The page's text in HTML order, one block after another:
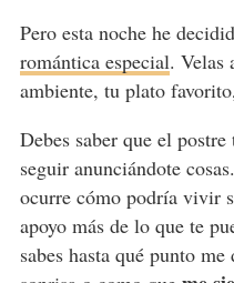
Pero esta noche he
romántica especial. Velas
ambiente, tu plato favorito,
Debes saber que el
seguir anunciándote
ocurre cómo podría vivir
apoyo más de lo que te
sabes hasta qué punto